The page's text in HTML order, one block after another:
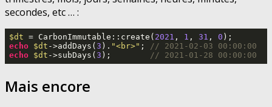
secondes, etc … :
$dt = CarbonImmutable::create( 2021 , 1 , 31 , 0
echo
$dt ->addDays( 3 ). "<br>" ;
// 2021-02-03 00:00:00
echo
$dt ->subDays( 3 ); // 2021-01-28 00:00:00
Mais encore